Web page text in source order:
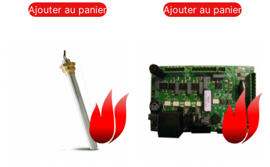
Ajouter au panier Ajouter au panier